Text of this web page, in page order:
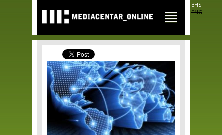
main
content
BHS
ENG